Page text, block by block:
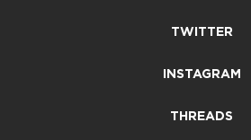
TWITTER
INSTAGRAM
THREADS